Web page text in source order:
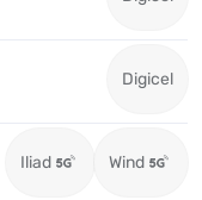
Digicel
Iliad Wind